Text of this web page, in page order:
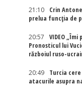
21:10
Crin
prelua funcția de
20:57
VIDEO
Pronosticul lui
războiul ruso-
20:49
Turcia
atacurile asupra